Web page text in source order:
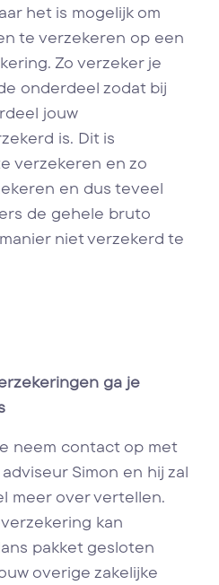
het is mogelijk om
te verzekeren op een
Zo verzeker je
onderdeel zodat bij
jouw
is. Dit is
verzekeren en zo
en dus teveel
de gehele bruto
niet verzekerd te
ga je
neem contact op met
Simon en hij zal
meer over vertellen.
kan
pakket gesloten
overige zakelijke